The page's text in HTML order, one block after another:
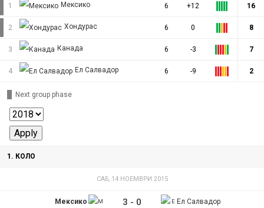
1 Мексико 6 +12 16
2 Хондурас 6 0 8
3 Канада 6 -3 7
4 Ел Салвадор 6 -9 2
Next group phase
1. КОЛО
САБ, 14 НОЕМВРИ 2015
Мексико 3 - 0 Ел Салвадор